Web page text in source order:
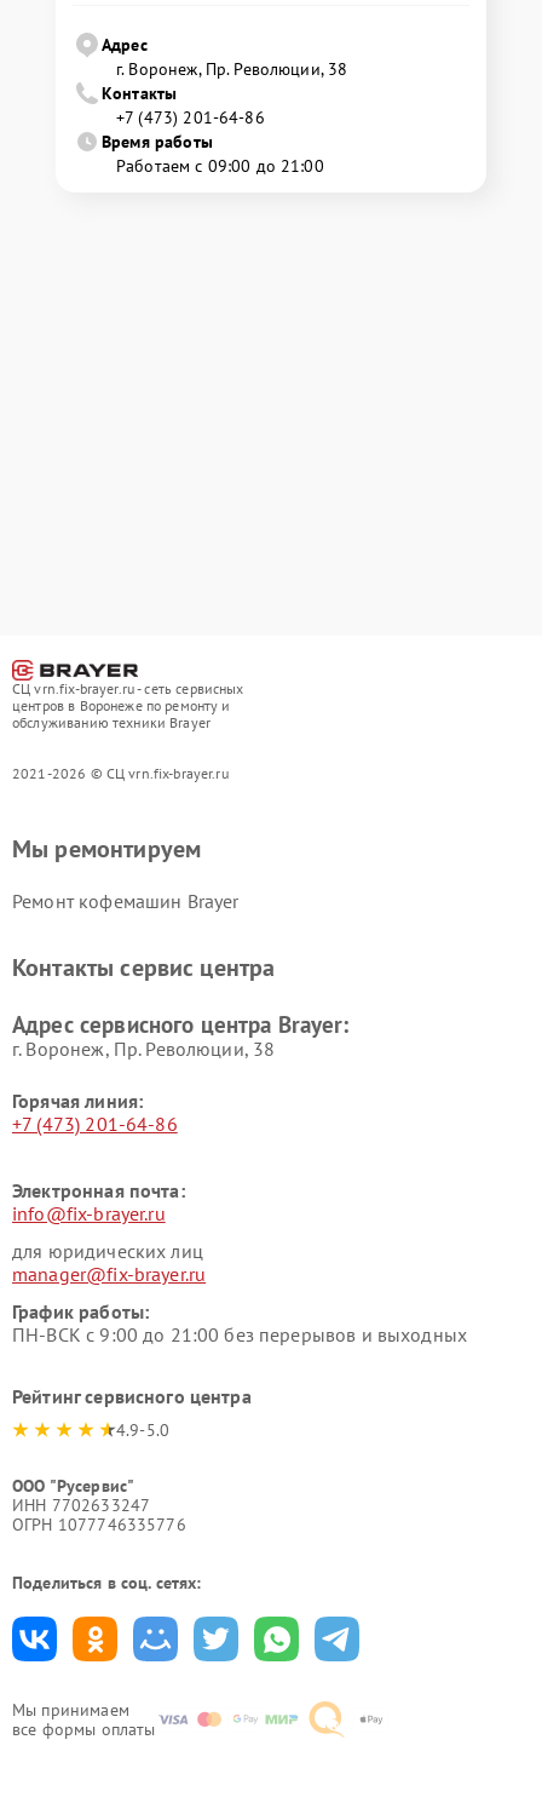
Адрес
г. Воронеж, Пр. Революции, 38
Контакты
+7 (473) 201-64-86
Время работы
Работаем с 09:00 до 21:00
СЦ vrn.fix-brayer.ru - сеть сервисных
центров в Воронеже по ремонту и
обслуживанию техники Brayer
2021-2026 © СЦ vrn.fix-brayer.ru
Мы принимаем
все формы оплаты
Мы ремонтируем
Ремонт кофемашин Brayer
Контакты сервис центра
Адрес сервисного центра Brayer:
г. Воронеж, Пр. Революции, 38
Горячая линия:
+7 (473) 201-64-86
Электронная почта:
info@fix-brayer.ru
для юридических лиц
manager@fix-brayer.ru
График работы:
ПН-ВСК с 9:00 до 21:00 без перерывов и выходных
Рейтинг сервисного центра
4.9-5.0
ООО "Русервис"
ИНН 7702633247
ОГРН 1077746335776
Поделиться в соц. сетях: